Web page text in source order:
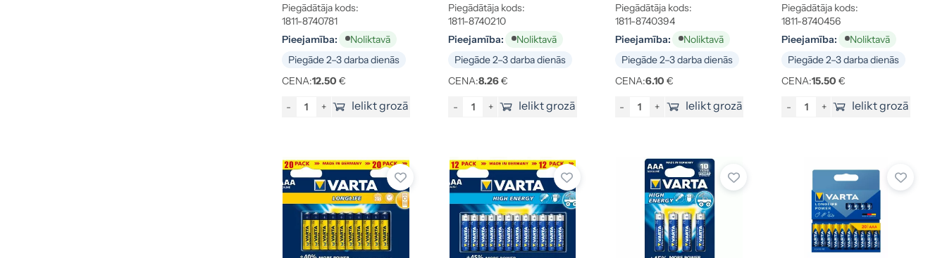
Piegādātāja kods:
1811-8740781
Pieejamība:
Noliktavā
Piegāde 2–3 darba dienās
CENA:12.50 €
- + Ielikt grozā
Piegādātāja kods:
1811-8740210
Pieejamība:
Noliktavā
Piegāde 2–3 darba dienās
CENA:8.26€
- + Ielikt grozā
Piegādātāja kods:
1811-8740394
Pieejamība:
Noliktavā
Piegāde 2–3 darba dienās
CENA:6.10 €
- + Ielikt grozā
Piegādātāja kods:
1811-8740456
Pieejamība:
Noliktavā
Piegāde 2–3 darba dienās
CENA:15.50 €
- + Ielikt grozā